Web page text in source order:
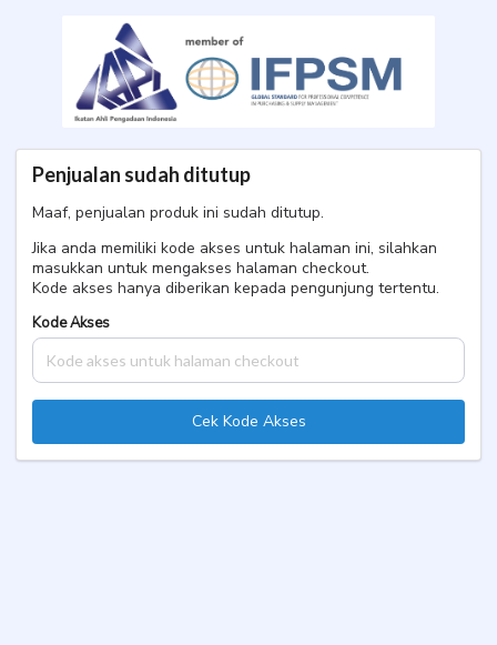
Penjualan sudah ditutup
Maaf, penjualan produk ini sudah ditutup.
Jika anda memiliki kode akses untuk halaman ini, silahkan
masukkan untuk mengakses halaman checkout.
Kode akses hanya diberikan kepada pengunjung tertentu.
Kode Akses
Cek Kode Akses
PBJ Bogor Februari 2026
Twinshare